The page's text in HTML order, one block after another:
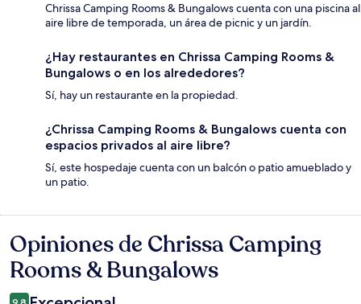
Chrissa Camping Rooms & Bungalows cuenta con una piscina al
aire libre de temporada, un área de picnic y un jardín.
¿Hay restaurantes en Chrissa Camping Rooms &
Bungalows o en los alrededores?
Sí, hay un restaurante en la propiedad.
¿Chrissa Camping Rooms & Bungalows cuenta con
espacios privados al aire libre?
Sí, este hospedaje cuenta con un balcón o patio amueblado y
un patio.
Opiniones
Opiniones de Chrissa Camping
Rooms & Bungalows